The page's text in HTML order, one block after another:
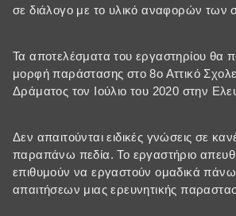
σε διάλογο με το υλικό αναφορών των
Τα αποτελέσματα του εργαστηρίου θα
μορφή παράστασης στο 8ο Αττικό
Δράματος τον Ιούλιο του 2020 στην
Δεν απαιτούνται ειδικές γνώσεις σε
παραπάνω πεδία. Το εργαστήριο
επιθυμούν να εργαστούν ομαδικά
απαιτήσεων μιας ερευνητικής